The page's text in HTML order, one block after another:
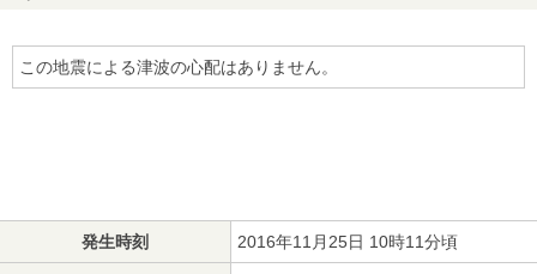
この地震による津波の心配はありません。
発生時刻 2016年11月25日 10時11分頃